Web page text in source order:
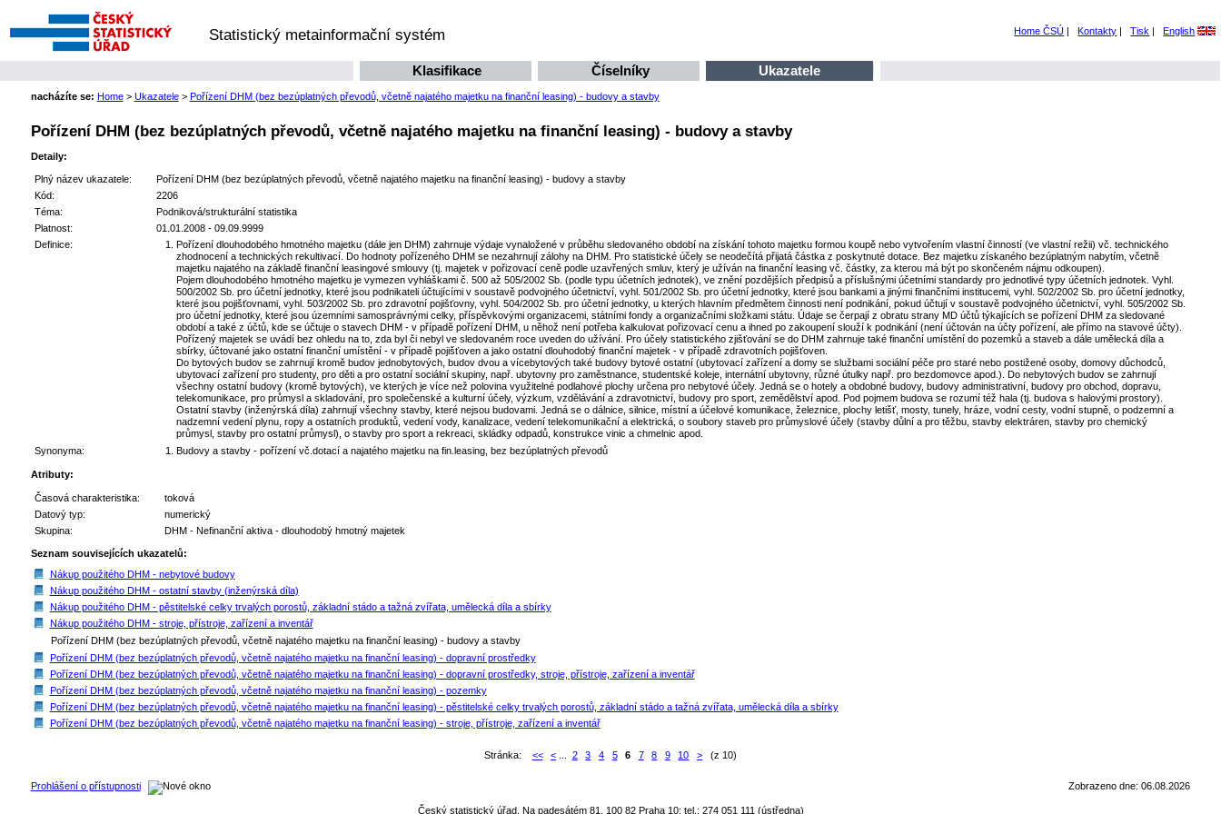
Statistický metainformační systém Home ČSÚ | Kontakty | Tisk | English
Klasifikace Číselníky Ukazatele
nacházíte se: Home> Ukazatele > Pořízení DHM (bez bezúplatných převodů, včetně najatého majetku na finanční leasing) - budovy a stavby
Pořízení DHM (bez bezúplatných převodů, včetně najatého majetku na finanční leasing) - budovy a stavby
Detaily:
Plný název ukazatele:
Pořízení DHM (bez bezúplatných převodů, včetně najatého majetku na finanční leasing) - budovy a stavby
Kód:
2206
Téma:
Podniková/strukturální statistika
Platnost:
01.01.2008 - 09.09.9999
Definice:
Pořízení dlouhodobého hmotného majetku (dále jen DHM) zahrnuje výdaje vynaložené v průběhu sledovaného období na získání tohoto majetku formou koupě nebo vytvořením vlastní činností (ve vlastní režii) vč. technického
zhodnocení a technických rekultivací. Do hodnoty pořízeného DHM se nezahrnují zálohy na DHM. Pro statistické účely se neodečítá přijatá částka z poskytnuté dotace. Bez majetku získaného bezúplatným nabytím, včetně
majetku najatého na základě finanční leasingové smlouvy (tj. majetek v pořizovací ceně podle uzavřených smluv, který je užíván na finanční leasing vč. částky, za kterou má být po skončeném nájmu odkoupen).
Pojem dlouhodobého hmotného majetku je vymezen vyhláškami č. 500 až 505/2002 Sb. (podle typu účetních jednotek), ve znění pozdějších předpisů a příslušnými účetními standardy pro jednotlivé typy účetních jednotek. Vyhl.
500/2002 Sb. pro účetní jednotky, které jsou podnikateli účtujícími v soustavě podvojného účetnictví, vyhl. 501/2002 Sb. pro účetní jednotky, které jsou bankami a jinými finančními institucemi, vyhl. 502/2002 Sb. pro účetní jednotky,
které jsou pojišťovnami, vyhl. 503/2002 Sb. pro zdravotní pojišťovny, vyhl. 504/2002 Sb. pro účetní jednotky, u kterých hlavním předmětem činnosti není podnikání, pokud účtují v soustavě podvojného účetnictví, vyhl. 505/2002 Sb.
pro účetní jednotky, které jsou územními samosprávnými celky, příspěvkovými organizacemi, státními fondy a organizačními složkami státu. Údaje se čerpají z obratu strany MD účtů týkajících se pořízení DHM za sledované
období a také z účtů, kde se účtuje o stavech DHM - v případě pořízení DHM, u něhož není potřeba kalkulovat pořizovací cenu a ihned po zakoupení slouží k podnikání (není účtován na účty pořízení, ale přímo na stavové účty).
Pořízený majetek se uvádí bez ohledu na to, zda byl či nebyl ve sledovaném roce uveden do užívání. Pro účely statistického zjišťování se do DHM zahrnuje také finanční umístění do pozemků a staveb a dále umělecká díla a
sbírky, účtované jako ostatní finanční umístění - v případě pojišťoven a jako ostatní dlouhodobý finanční majetek - v případě zdravotních pojišťoven.
Do bytových budov se zahrnují kromě budov jednobytových, budov dvou a vícebytových také budovy bytové ostatní (ubytovací zařízení a domy se službami sociální péče pro staré nebo postižené osoby, domovy důchodců,
ubytovací zařízení pro studenty, pro děti a pro ostatní sociální skupiny, např. ubytovny pro zaměstnance, studentské koleje, internátní ubytovny, různé útulky např. pro bezdomovce apod.). Do nebytových budov se zahrnují
všechny ostatní budovy (kromě bytových), ve kterých je více než polovina využitelné podlahové plochy určena pro nebytové účely. Jedná se o hotely a obdobné budovy, budovy administrativní, budovy pro obchod, dopravu,
telekomunikace, pro průmysl a skladování, pro společenské a kulturní účely, výzkum, vzdělávání a zdravotnictví, budovy pro sport, zemědělství apod. Pod pojmem budova se rozumí též hala (tj. budova s halovými prostory).
Ostatní stavby (inženýrská díla) zahrnují všechny stavby, které nejsou budovami. Jedná se o dálnice, silnice, místní a účelové komunikace, železnice, plochy letišť, mosty, tunely, hráze, vodní cesty, vodní stupně, o podzemní a
nadzemní vedení plynu, ropy a ostatních produktů, vedení vody, kanalizace, vedení telekomunikační a elektrická, o soubory staveb pro průmyslové účely (stavby důlní a pro těžbu, stavby elektráren, stavby pro chemický
průmysl, stavby pro ostatní průmysl), o stavby pro sport a rekreaci, skládky odpadů, konstrukce vinic a chmelnic apod.
Synonyma:
Budovy a stavby - pořízení vč.dotací a najatého majetku na fin.leasing, bez bezúplatných převodů
Atributy:
Časová charakteristika:
toková
Datový typ:
numerický
Skupina:
DHM - Nefinanční aktiva - dlouhodobý hmotný majetek
Seznam souvisejících ukazatelů:
Nákup použitého DHM - nebytové budovy
Nákup použitého DHM - ostatní stavby (inženýrská díla)
Nákup použitého DHM - pěstitelské celky trvalých porostů, základní stádo a tažná zvířata, umělecká díla a sbírky
Nákup použitého DHM - stroje, přístroje, zařízení a inventář
Pořízení DHM (bez bezúplatných převodů, včetně najatého majetku na finanční leasing) - budovy a stavby
Pořízení DHM (bez bezúplatných převodů, včetně najatého majetku na finanční leasing) - dopravní prostředky
Pořízení DHM (bez bezúplatných převodů, včetně najatého majetku na finanční leasing) - dopravní prostředky, stroje, přístroje, zařízení a inventář
Pořízení DHM (bez bezúplatných převodů, včetně najatého majetku na finanční leasing) - pozemky
Pořízení DHM (bez bezúplatných převodů, včetně najatého majetku na finanční leasing) - pěstitelské celky trvalých porostů, základní stádo a tažná zvířata, umělecká díla a sbírky
Pořízení DHM (bez bezúplatných převodů, včetně najatého majetku na finanční leasing) - stroje, přístroje, zařízení a inventář
Stránka: << < 2 3 4 5 6 7 8 9 10 > (z 10)
Prohlášení o přístupnosti Zobrazeno dne: 06.08.2026
Český statistický úřad, Na padesátém 81, 100 82 Praha 10; tel.: 274 051 111 (ústředna)